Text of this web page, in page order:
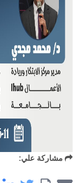
مشاركة علي: